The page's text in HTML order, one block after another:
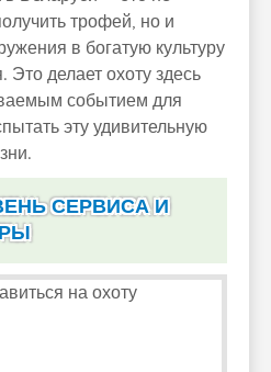
трофей, но и
в богатую культуру
Это делает охоту здесь
событием для
эту удивительную
СЕРВИСА И